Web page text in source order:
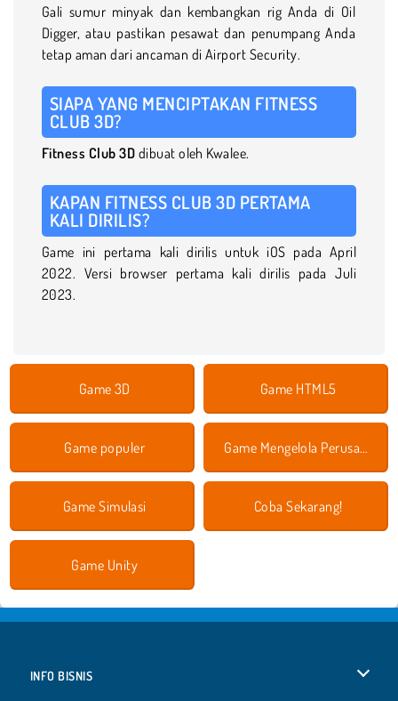
Gali sumur minyak dan kembangkan rig Anda di Oil
Digger, atau pastikan pesawat dan penumpang Anda
tetap aman dari ancaman di Airport Security.
SIAPA YANG MENCIPTAKAN FITNESS
CLUB 3D?
Fitness Club 3D dibuat oleh Kwalee.
KAPAN FITNESS CLUB 3D PERTAMA
KALI DIRILIS?
Game ini pertama kali dirilis untuk iOS pada April
2022. Versi browser pertama kali dirilis pada Juli
2023.
Game 3D Game HTML5
Game populer Game Mengelola Perusahaan
Game Simulasi Coba Sekarang!
Game Unity
INFO BISNIS